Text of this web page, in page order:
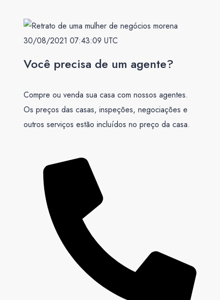
Você precisa de um agente?
Compre ou venda sua casa com nossos agentes.
Os preços das casas, inspeções, negociações e
outros serviços estão incluídos no preço da casa.